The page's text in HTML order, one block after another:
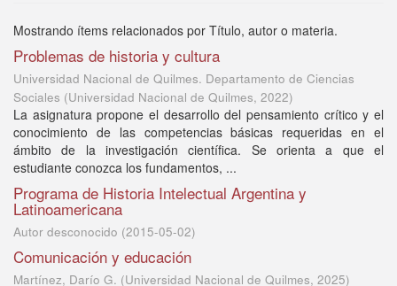
Mostrando ítems relacionados por Título, autor o materia.
Problemas de historia y cultura
Universidad Nacional de Quilmes. Departamento de Ciencias
Sociales (Universidad Nacional de Quilmes, 2022)
La asignatura propone el desarrollo del pensamiento crítico y el
conocimiento de las competencias básicas requeridas en el
ámbito de la investigación científica. Se orienta a que el
estudiante conozca los fundamentos, ...
Programa de Historia Intelectual Argentina y
Latinoamericana
Autor desconocido (2015-05-02)
Comunicación y educación
Martínez, Darío G. (Universidad Nacional de Quilmes, 2025)